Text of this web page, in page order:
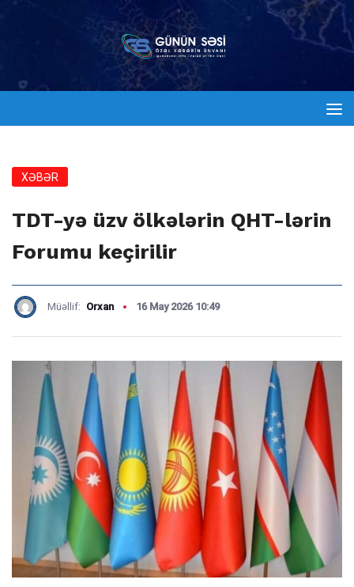
XƏBƏR
TDT-yə üzv ölkələrin QHT-lərin
Forumu keçirilir
Müəllif: Orxan 16 May 2026 10:49